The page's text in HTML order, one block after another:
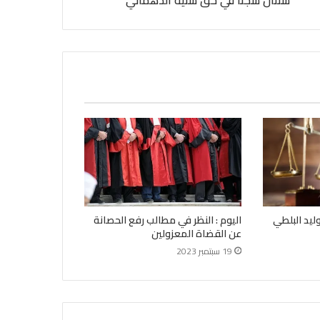
البلطي اليوم : النظر في مطالب رفع الحصانة
عن القضاة المعزولين
19 سبتمبر 2023